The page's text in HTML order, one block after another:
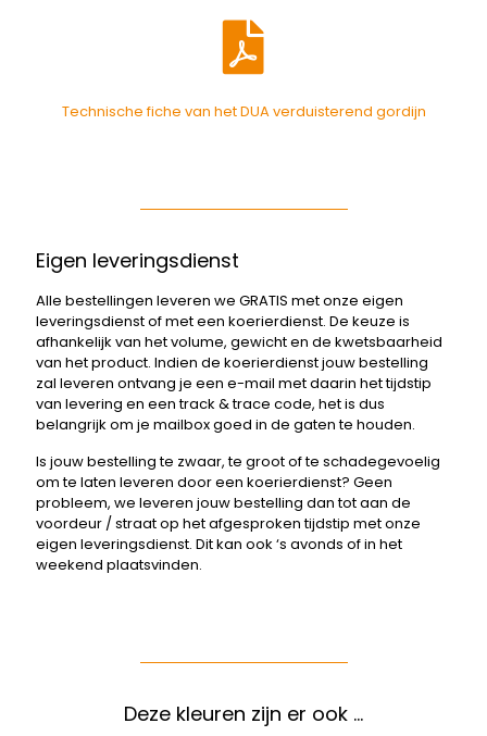
Technische fiche van het DUA verduisterend gordijn
Eigen leveringsdienst
Alle bestellingen leveren we GRATIS met onze eigen
leveringsdienst of met een koerierdienst. De keuze is
afhankelijk van het volume, gewicht en de kwetsbaarheid
van het product. Indien de koerierdienst jouw bestelling
zal leveren ontvang je een e-mail met daarin het tijdstip
van levering en een track & trace code, het is dus
belangrijk om je mailbox goed in de gaten te houden.
Is jouw bestelling te zwaar, te groot of te schadegevoelig
om te laten leveren door een koerierdienst? Geen
probleem, we leveren jouw bestelling dan tot aan de
voordeur / straat op het afgesproken tijdstip met onze
eigen leveringsdienst. Dit kan ook ‘s avonds of in het
weekend plaatsvinden.
Deze kleuren zijn er ook …